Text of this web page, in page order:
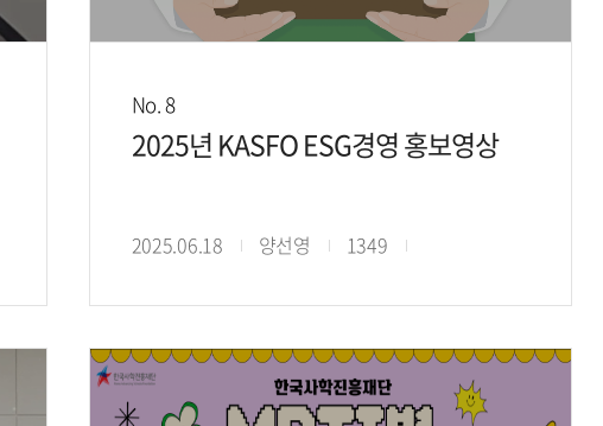
No. 8
2025년 KASFO ESG경영 홍보영상
2025.06.18 양선영 1349